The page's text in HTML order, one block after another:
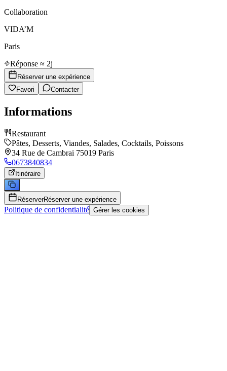
Collaboration
VIDA’M
Paris
Réponse ≈ 2j
Réserver une expérience
Favori
Contacter
Informations
Restaurant
Pâtes, Desserts, Viandes, Salades, Cocktails, Poissons
34 Rue de Cambrai 75019 Paris
0673840834
Itinéraire
RéserverRéserver une expérience
Politique de confidentialité Gérer les cookies